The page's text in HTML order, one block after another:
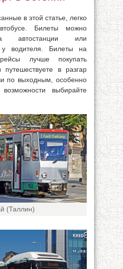
в этой статье, легко
Билеты можно
автостанции или
у водителя. Билеты на
лучше покупать
в разгар
по выходным, особенно
выбирайте
(Таллин)